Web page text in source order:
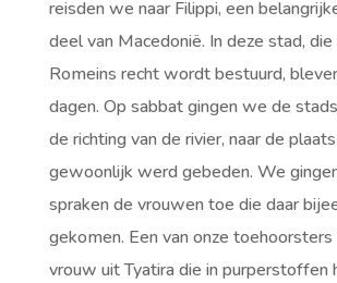
reisden we naar Filippi, een
deel van Macedonië. In deze stad,
Romeins recht wordt bestuurd,
dagen. Op sabbat gingen we de
de richting van de rivier, naar de
gewoonlijk werd gebeden. We
spraken de vrouwen toe die daar
gekomen. Een van onze
vrouw uit Tyatira die in purperstoffen